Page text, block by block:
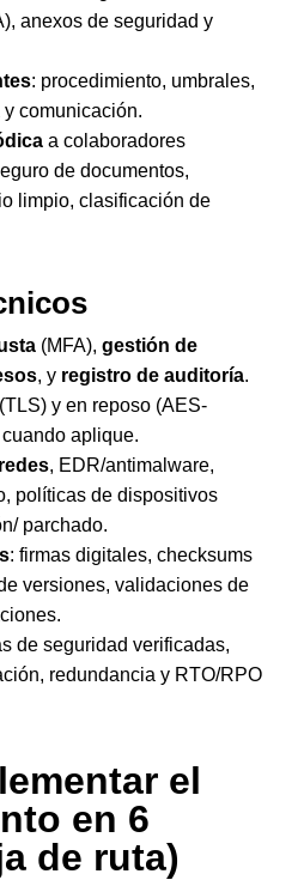
anexos de seguridad y
: procedimiento, umbrales,
comunicación.
a colaboradores
de documentos,
limpio, clasificación de
(MFA), gestión de
, y registro de auditoría.
y en reposo (AES-
cuando aplique.
, EDR/antimalware,
políticas de dispositivos
parchado.
: firmas digitales, checksums
versiones, validaciones de
de seguridad verificadas,
redundancia y RTO/RPO
el
en 6
de ruta)